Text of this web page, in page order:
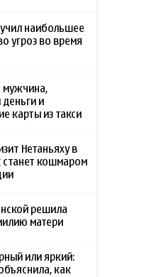
наибольшее
угроз во время
мужчина,
и
карты из такси
Нетаньяху в
кошмаром
решила
матери
или яркий:
как